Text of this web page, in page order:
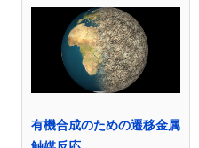
有機合成のための遷移金属